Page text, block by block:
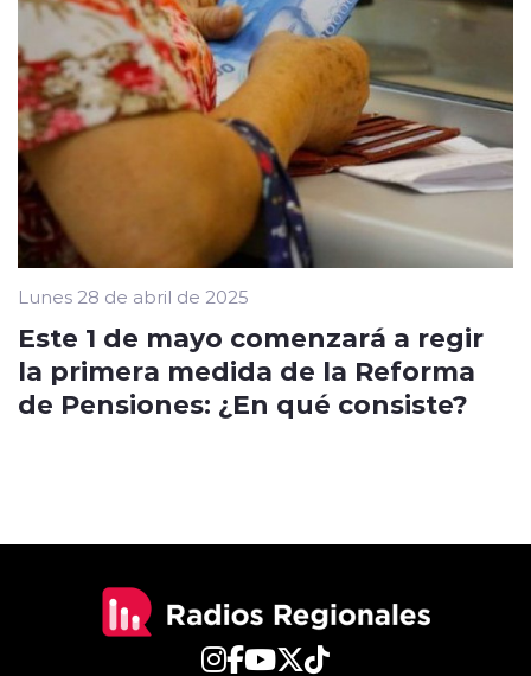
Lunes 28 de abril de 2025
Este 1 de mayo comenzará a regir
la primera medida de la Reforma
de Pensiones: ¿En qué consiste?